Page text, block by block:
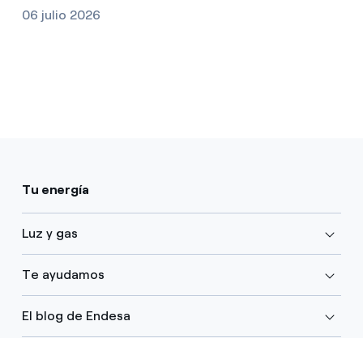
06 julio 2026
Tu energía
Luz y gas
Te ayudamos
El blog de Endesa